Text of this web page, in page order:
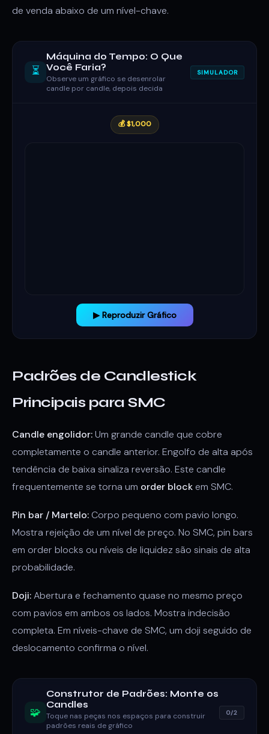
de venda abaixo de um nível-chave.
⏳
Máquina do Tempo: O Que
Você Faria?
Observe um gráfico se desenrolar
candle por candle, depois decida
SIMULADOR
💰 $1,000
▶ Reproduzir Gráfico
Padrões de Candlestick
Principais para SMC
Candle engolidor:Um grande candle que cobre
completamente o candle anterior. Engolfo de alta após
tendência de baixa sinaliza reversão. Este candle
frequentemente se torna um order block em SMC.
Pin bar / Martelo:Corpo pequeno com pavio longo.
Mostra rejeição de um nível de preço. No SMC, pin bars
em order blocks ou níveis de liquidez são sinais de alta
probabilidade.
Doji:Abertura e fechamento quase no mesmo preço
com pavios em ambos os lados. Mostra indecisão
completa. Em níveis-chave de SMC, um doji seguido de
deslocamento confirma o nível.
🧩
Construtor de Padrões: Monte os
Candles
Toque nas peças nos espaços para construir
padrões reais de gráfico
0/2